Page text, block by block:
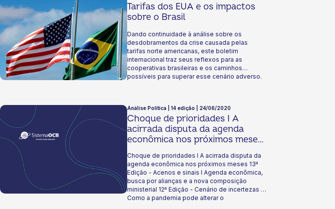
Tarifas dos EUA e os impactos
sobre o Brasil
Dando continuidade à análise sobre os
desdobramentos da crise causada pelas
tarifas norte americanas, este boletim
internacional traz seus reflexos para as
cooperativas brasileiras e os caminhos
possíveis para superar esse cenário adverso.
Análise Política | 14 edição | 24/06/2020
Choque de prioridades I A
acirrada disputa da agenda
econômica nos próximos meses
Agenda econômica, busca por
alianças e a nova composição
ministerial 12ª Edição - Cenário
de incertezas I Como a
pandemia pode alterar o
Choque de prioridades I A acirrada disputa da
agenda econômica nos próximos meses 13ª
Edição - Acenos e sinais I Agenda econômica,
busca por alianças e a nova composição
ministerial 12ª Edição - Cenário de incertezas I
Como a pandemia pode alterar o